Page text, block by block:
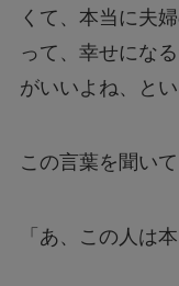
くて、本当に夫
って、幸せにな
がいいよね、と
この言葉を聞い
「あ、この人は